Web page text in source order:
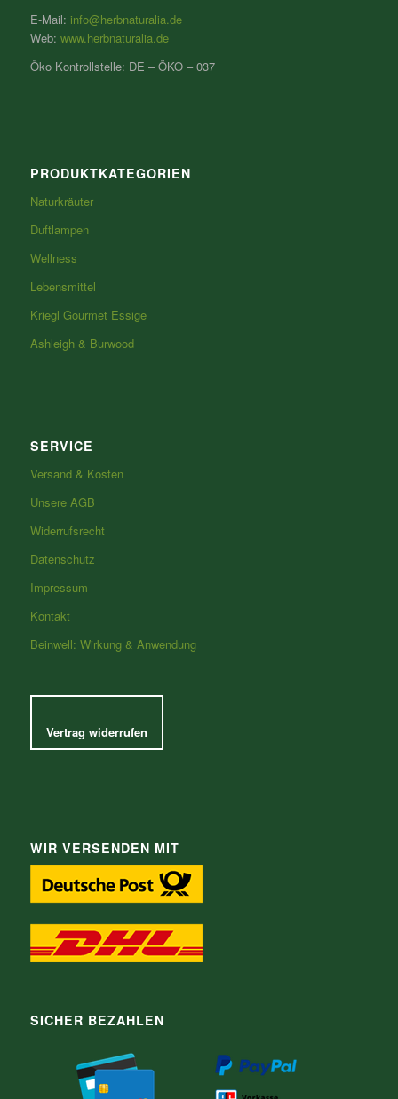
E-Mail: info@herbnaturalia.de
Web: www.herbnaturalia.de
Öko Kontrollstelle: DE – ÖKO – 037
PRODUKTKATEGORIEN
Naturkräuter
Duftlampen
Wellness
Lebensmittel
Kriegl Gourmet Essige
Ashleigh & Burwood
SERVICE
Versand & Kosten
Unsere AGB
Widerrufsrecht
Datenschutz
Impressum
Kontakt
Beinwell: Wirkung & Anwendung
Vertrag widerrufen
WIR VERSENDEN MIT
SICHER BEZAHLEN